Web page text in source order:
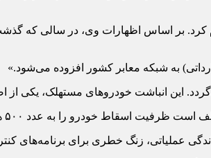
را به عدد ۵۰۰ هزار دستگاه در سال برساند.